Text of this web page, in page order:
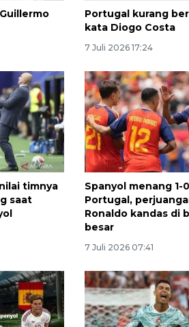
Portugal kurang
kata Diogo Costa
7 Juli 2026 17:24
timnya
saat
Spanyol menang 1-
Portugal,
Ronaldo kandas di
besar
7 Juli 2026 07:41